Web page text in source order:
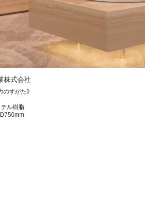
株式会社
のすがた》
ル樹脂